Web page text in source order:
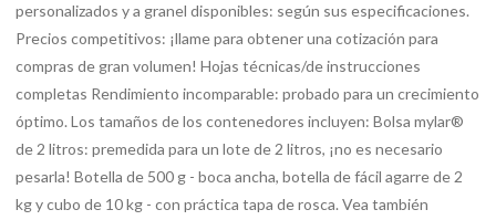
personalizados y a granel disponibles: según sus especificaciones.
Precios competitivos: ¡llame para obtener una cotización para
compras de gran volumen! Hojas técnicas/de instrucciones
completas Rendimiento incomparable: probado para un crecimiento
óptimo. Los tamaños de los contenedores incluyen: Bolsa mylar®
de 2 litros: premedida para un lote de 2 litros, ¡no es necesario
pesarla! Botella de 500 g - boca ancha, botella de fácil agarre de 2
kg y cubo de 10 kg - con práctica tapa de rosca. Vea también